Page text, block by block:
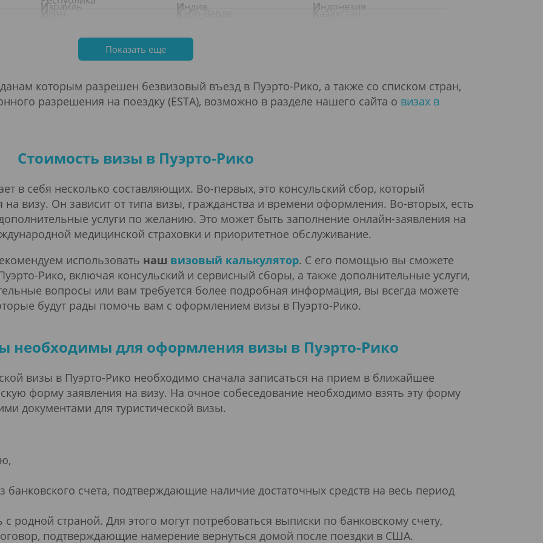
Израиль Индия Индонезия
Иран Кабо-Верде Казахстан
Либерия
Мексика Мозамбик
Остров Мэн
Острова Кука Острова Питкэрн Острова Тёркс и Кайкос
Панама Папуа - Новая Гвинея Парагвай
Сен-Пьер и Микелон
Соломоновы острова Судан
Таиланд Танзания
Тунис
Фиджи Филиппины Фолклендские острова
Хорватия
Центрально-Африканская
Республика
Чад
Шри-Ланка Эквадор Экваториальная Гвинея
Южная Африка
Южная Георгия и Южные
Сандвичевы острова
Южный Судан
Показать еще
которым разрешен безвизовый въезд в Пуэрто-Рико, а также со списком стран,
разрешения на поездку (ESTA), возможно в разделе нашего сайта о визах в
Стоимость визы в Пуэрто-Рико
в себя несколько составляющих. Во-первых, это консульский сбор, который
на визу. Он зависит от типа визы, гражданства и времени оформления. Во-вторых, есть
услуги по желанию. Это может быть заполнение онлайн-заявления на
медицинской страховки и приоритетное обслуживание.
использовать наш визовый калькулятор. С его помощью вы сможете
Рико, включая консульский и сервисный сборы, а также дополнительные услуги,
вопросы или вам требуется более подробная информация, вы всегда можете
будут рады помочь вам с оформлением визы в Пуэрто-Рико.
необходимы для оформления визы в Пуэрто-Рико
визы в Пуэрто-Рико необходимо сначала записаться на прием в ближайшее
форму заявления на визу. На очное собеседование необходимо взять эту форму
документами для туристической визы.
счета, подтверждающие наличие достаточных средств на весь период
родной страной. Для этого могут потребоваться выписки по банковскому счету,
подтверждающие намерение вернуться домой после поездки в США.